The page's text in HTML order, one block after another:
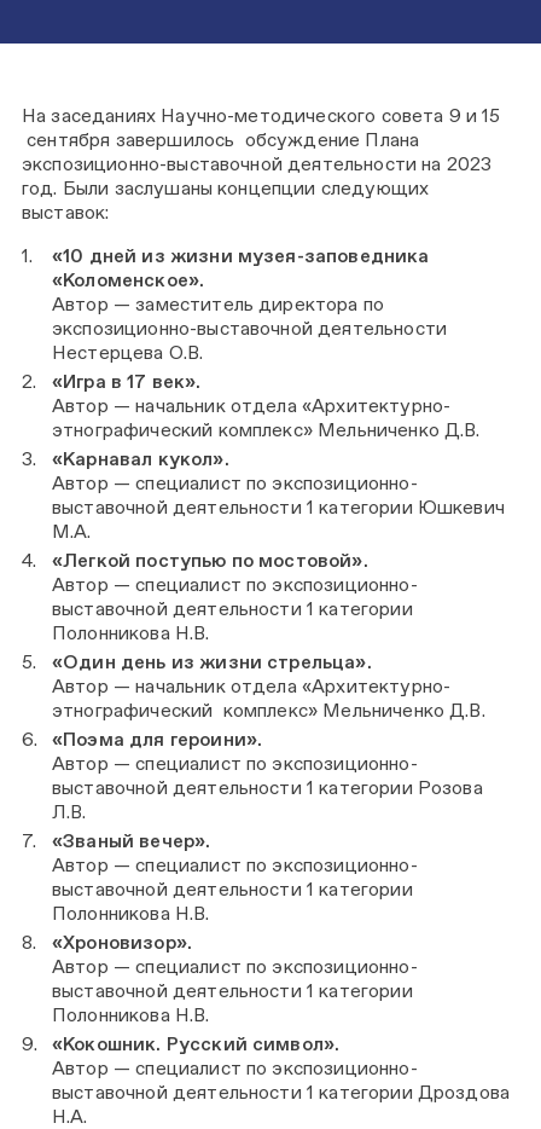
На заседаниях Научно-методического совета 9 и 15
сентября завершилось обсуждение Плана
экспозиционно-выставочной деятельности на 2023
год. Были заслушаны концепции следующих
выставок:
«10 дней из жизни музея-заповедника
«Коломенское».
Автор — заместитель директора по
экспозиционно-выставочной деятельности
Нестерцева О.В.
«Игра в 17 век».
Автор — начальник отдела «Архитектурно-
этнографический комплекс» Мельниченко Д.В.
«Карнавал кукол».
Автор — специалист по экспозиционно-
выставочной деятельности 1 категории Юшкевич
М.А.
«Легкой поступью по мостовой».
Автор — специалист по экспозиционно-
выставочной деятельности 1 категории
Полонникова Н.В.
«Один день из жизни стрельца».
Автор — начальник отдела «Архитектурно-
этнографический комплекс» Мельниченко Д.В.
«Поэма для героини».
Автор — специалист по экспозиционно-
выставочной деятельности 1 категории Розова
Л.В.
«Званый вечер».
Автор — специалист по экспозиционно-
выставочной деятельности 1 категории
Полонникова Н.В.
«Хроновизор».
Автор — специалист по экспозиционно-
выставочной деятельности 1 категории
Полонникова Н.В.
«Кокошник. Русский символ».
Автор — специалист по экспозиционно-
выставочной деятельности 1 категории Дроздова
Н.А.